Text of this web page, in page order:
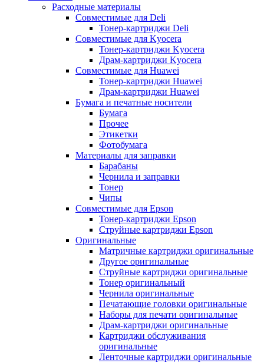
Расходные материалы
Совместимые для Deli
Тонер-картриджи Deli
Совместимые для Kyocera
Тонер-картриджи Kyocera
Драм-картриджи Kyocera
Совместимые для Huawei
Тонер-картриджи Huawei
Драм-картриджи Huawei
Бумага и печатные носители
Бумага
Прочее
Этикетки
Фотобумага
Материалы для заправки
Барабаны
Чернила и заправки
Тонер
Чипы
Совместимые для Epson
Тонер-картриджи Epson
Струйные картриджи Epson
Оригинальные
Матричные картриджи оригинальные
Другое оригинальные
Струйные картриджи оригинальные
Тонер оригинальный
Чернила оригинальные
Печатающие головки оригинальные
Наборы для печати оригинальные
Драм-картриджи оригинальные
Картриджи обслуживания
оригинальные
Ленточные картриджи оригинальные